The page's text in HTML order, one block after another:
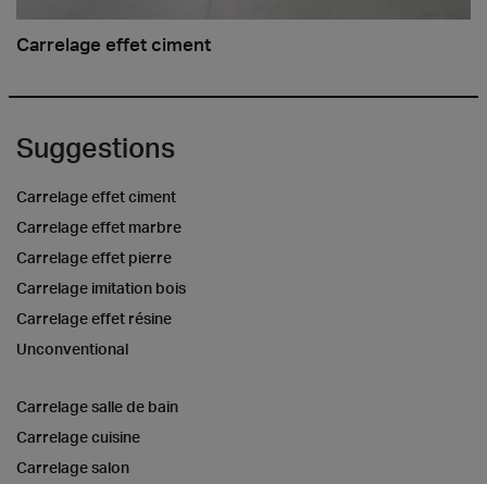
Carrelage effet ciment
Suggestions
Carrelage effet ciment
Carrelage effet marbre
Carrelage effet pierre
Carrelage imitation bois
Carrelage effet résine
Unconventional
Carrelage salle de bain
Carrelage cuisine
Carrelage salon